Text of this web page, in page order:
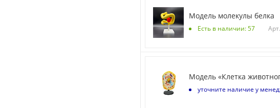
Модель молекулы белка
Есть в наличии: 57
Модель «Клетка
уточните наличие у